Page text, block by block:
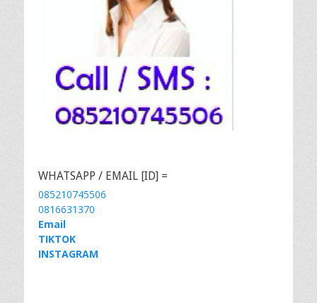
WHATSAPP / EMAIL [ID] =
085210745506
0816631370
Email
TIKTOK
INSTAGRAM